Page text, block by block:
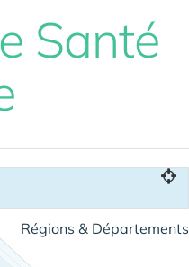
Santé
Régions & Départements